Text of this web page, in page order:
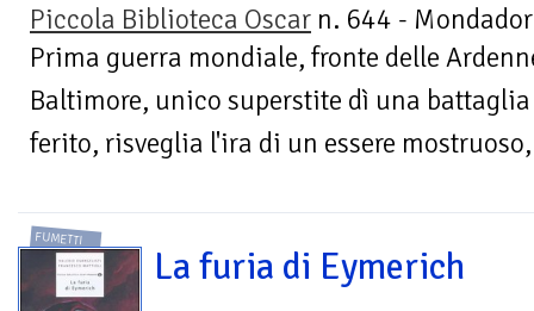
Piccola Biblioteca Oscar n. 644 -
Prima guerra mondiale, fronte delle
Baltimore, unico superstite dì una
ferito, risveglia l'ira di un essere
FUMETTI
La furia di Eymerich